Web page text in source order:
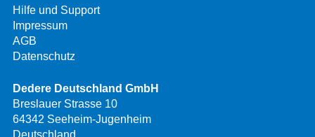
Hilfe und Support
Impressum
AGB
Datenschutz
Dedere Deutschland GmbH
Breslauer Strasse 10
64342 Seeheim-Jugenheim